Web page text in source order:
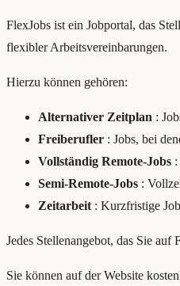
FlexJobs ist ein Jobportal, das
flexibler Arbeitsvereinbarungen.
Hierzu können gehören:
Alternativer Zeitplan :
Freiberufler : Jobs, bei
Vollständig Remote-Jobs
Semi-Remote-Jobs :
Zeitarbeit : Kurzfristige
Jedes Stellenangebot, das Sie auf
Sie können auf der Website